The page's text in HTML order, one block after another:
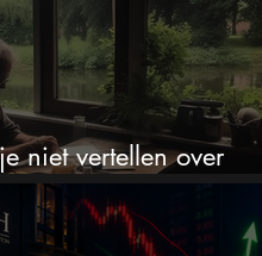
niet vertellen over